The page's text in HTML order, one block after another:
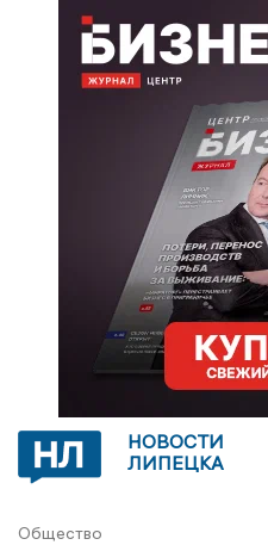
НОВОСТИ
ЛИПЕЦКА
Общество